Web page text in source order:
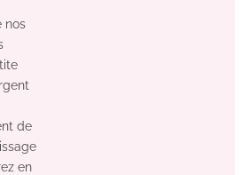
nos
de
en